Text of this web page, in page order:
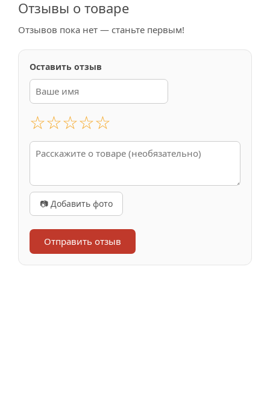
Отзывы о товаре
Отзывов пока нет — станьте первым!
Оставить отзыв
☆☆☆☆☆
📷 Добавить фото
Отправить отзыв